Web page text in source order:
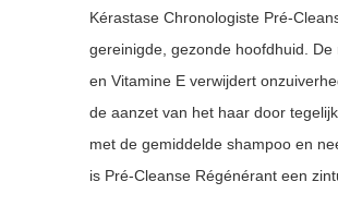
Kérastase Chronologiste Pré-
gereinigde, gezonde hoofdhuid.
en Vitamine E verwijdert
de aanzet van het haar door
met de gemiddelde shampoo en
is Pré-Cleanse Régénérant een